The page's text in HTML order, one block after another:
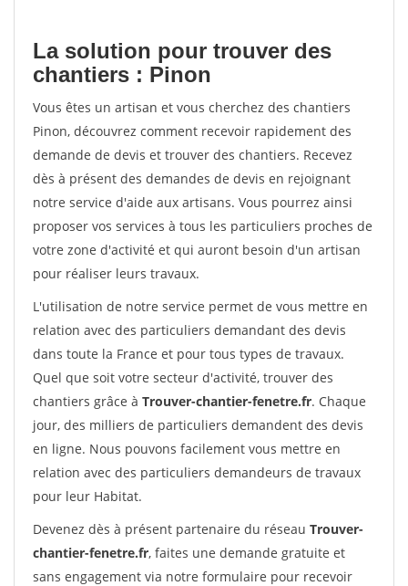
La solution pour trouver des
chantiers : Pinon
Vous êtes un artisan et vous cherchez des chantiers
Pinon, découvrez comment recevoir rapidement des
demande de devis et trouver des chantiers. Recevez
dès à présent des demandes de devis en rejoignant
notre service d'aide aux artisans. Vous pourrez ainsi
proposer vos services à tous les particuliers proches de
votre zone d'activité et qui auront besoin d'un artisan
pour réaliser leurs travaux.
L'utilisation de notre service permet de vous mettre en
relation avec des particuliers demandant des devis
dans toute la France et pour tous types de travaux.
Quel que soit votre secteur d'activité, trouver des
chantiers grâce à Trouver-chantier-fenetre.fr. Chaque
jour, des milliers de particuliers demandent des devis
en ligne. Nous pouvons facilement vous mettre en
relation avec des particuliers demandeurs de travaux
pour leur Habitat.
Devenez dès à présent partenaire du réseau Trouver-
chantier-fenetre.fr, faites une demande gratuite et
sans engagement via notre formulaire pour recevoir